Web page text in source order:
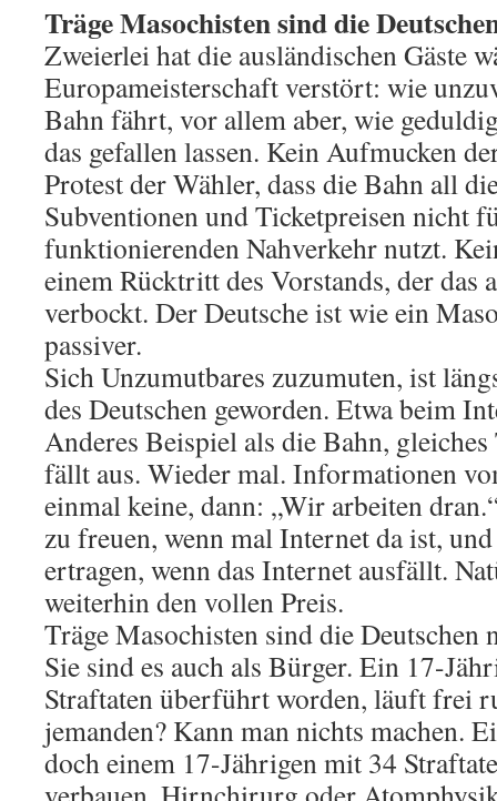
Träge Masochisten sind die
Zweierlei hat die ausländischen Gäste
Europameisterschaft verstört: wie
Bahn fährt, vor allem aber, wie
das gefallen lassen. Kein Aufmucken
Protest der Wähler, dass die Bahn all
Subventionen und Ticketpreisen nicht
funktionierenden Nahverkehr nutzt.
einem Rücktritt des Vorstands, der das
verbockt. Der Deutsche ist wie ein
passiver.
Sich Unzumutbares zuzumuten, ist
des Deutschen geworden. Etwa beim
Anderes Beispiel als die Bahn,
fällt aus. Wieder mal. Informationen
einmal keine, dann: „Wir arbeiten
zu freuen, wenn mal Internet da ist,
ertragen, wenn das Internet ausfällt.
weiterhin den vollen Preis.
Träge Masochisten sind die Deutschen
Sie sind es auch als Bürger. Ein 17-
Straftaten überführt worden, läuft frei
jemanden? Kann man nichts machen.
doch einem 17-Jährigen mit 34